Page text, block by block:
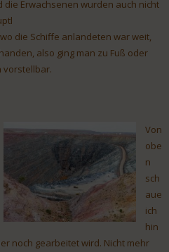
Erwachsenen wurden auch nicht
die Schiffe anlandeten war weit,
also ging man zu Fuß oder
vorstellbar.
Von
obe
n
sch
aue
ich
hin
noch gearbeitet wird. Nicht mehr